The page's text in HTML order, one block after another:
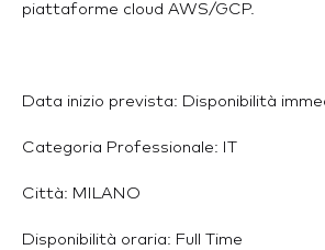
piattaforme cloud AWS/GCP.
Data inizio prevista: Disponibilità
Categoria Professionale: IT
Città: MILANO
Disponibilità oraria: Full Time